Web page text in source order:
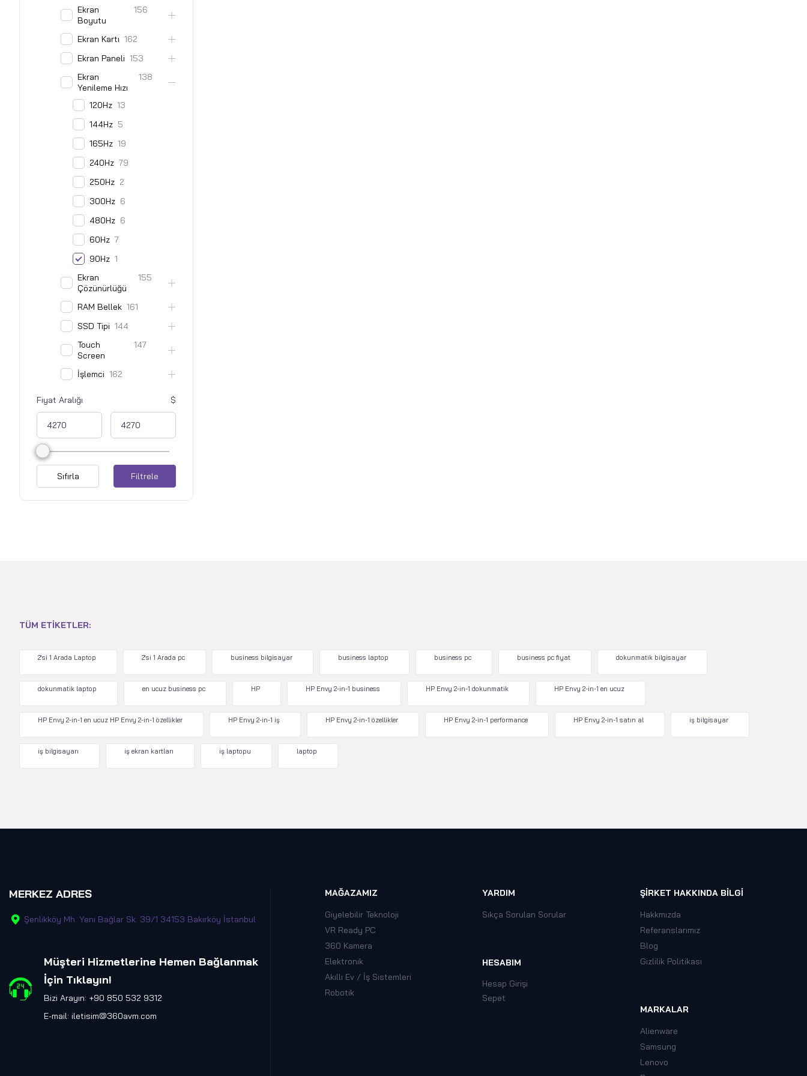
Ekran
Boyutu
156
Ekran Kartı 162
Ekran Paneli 153
Ekran
Yenileme Hızı
138
120Hz 13
144Hz 5
165Hz 19
240Hz 79
250Hz 2
300Hz 6
480Hz 6
60Hz 7
90Hz 1
Ekran
Çözünürlüğü
155
RAM Bellek 161
SSD Tipi 144
Touch
Screen
147
İşlemci 162
Fiyat Aralığı
Filtrele
Sıfırla
TÜM ETIKETLER:
2'si 1 Arada Laptop 2'si 1 Arada pc business bilgisayar business laptop business pc business pc fiyat dokunmatik bilgisayar
dokunmatik laptop en ucuz business pc HP HP Envy 2-in-1 business HP Envy 2-in-1 dokunmatik HP Envy 2-in-1 en ucuz
HP Envy 2-in-1 en ucuz HP Envy 2-in-1 özellikler HP Envy 2-in-1 iş HP Envy 2-in-1 özellikler HP Envy 2-in-1 performance HP Envy 2-in-1 satın al iş bilgisayar
iş bilgisayarı iş ekran kartları iş laptopu laptop
MERKEZ ADRES
Şenlikköy Mh. Yeni Bağlar Sk. 39/1 34153 Bakırköy İstanbul
Müşteri Hizmetlerine Hemen Bağlanmak
İçin Tıklayın!
Bizi Arayın: +90 850 532 9312
E-mail: iletisim@360avm.com
MAĞAZAMIZ
Giyelebilir Teknoloji
VR Ready PC
360 Kamera
Elektronik
Akıllı Ev / İş Sistemleri
Robotik
YARDIM
Sıkça Sorulan Sorular
HESABIM
Hesap Girişi
Sepet
ŞIRKET HAKKINDA BILGI
Hakkmızda
Referanslarımız
Blog
Gizlilik Politikası
MARKALAR
Alienware
Samsung
Lenovo